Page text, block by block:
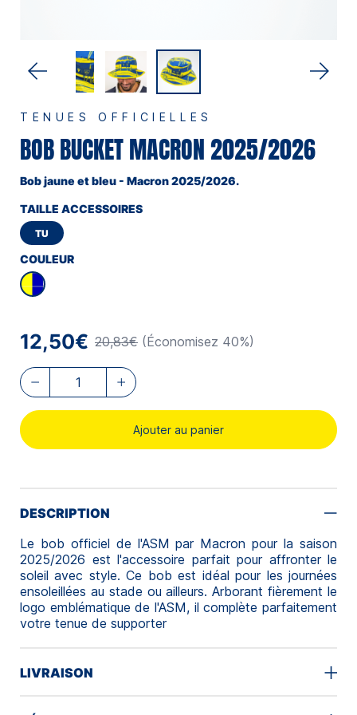
TENUES OFFICIELLES
BOB BUCKET MACRON 2025/2026
Bob jaune et bleu - Macron 2025/2026.
TAILLE ACCESSOIRES
TU
COULEUR
12,50€ 20,83€ (Économisez 40%)
Ajouter au panier
DESCRIPTION
Le bob officiel de l'ASM par Macron pour la saison
2025/2026 est l'accessoire parfait pour affronter le
soleil avec style. Ce bob est idéal pour les journées
ensoleillées au stade ou ailleurs. Arborant fièrement le
logo emblématique de l'ASM, il complète parfaitement
votre tenue de supporter
LIVRAISON